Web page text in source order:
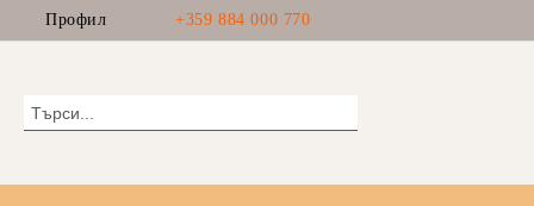
Профил +359 884 000 770